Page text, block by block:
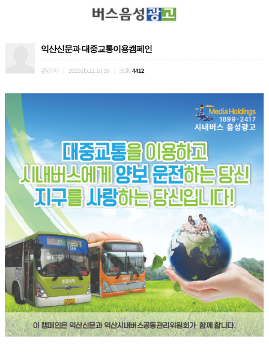
익산신문과 대중교통이용캠페인
관리자 2023.05.11 16:39 조회 4412